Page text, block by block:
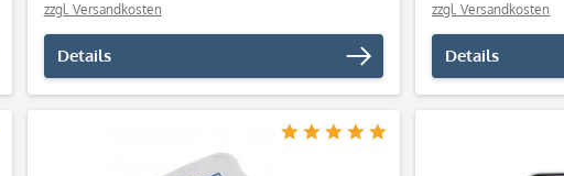
zzgl. Versandkosten
Details
zzgl. Versandkosten
Details